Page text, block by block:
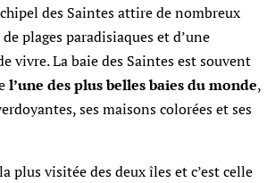
des Saintes attire de nombreux
plages paradisiaques et d’une
vivre. La baie des Saintes est souvent
l’une des plus belles baies du monde,
ses maisons colorées et ses
plus visitée des deux îles et c’est celle